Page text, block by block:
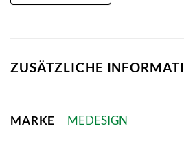
ZUSÄTZLICHE
MARKE MEDESIGN